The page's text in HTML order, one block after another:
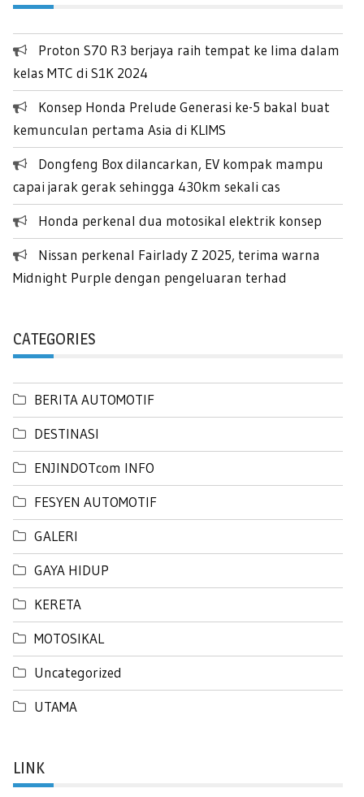
Proton S70 R3 berjaya raih tempat ke lima dalam
kelas MTC di S1K 2024
Konsep Honda Prelude Generasi ke-5 bakal buat
kemunculan pertama Asia di KLIMS
Dongfeng Box dilancarkan, EV kompak mampu
capai jarak gerak sehingga 430km sekali cas
Honda perkenal dua motosikal elektrik konsep
Nissan perkenal Fairlady Z 2025, terima warna
Midnight Purple dengan pengeluaran terhad
CATEGORIES
BERITA AUTOMOTIF
DESTINASI
ENJINDOTcom INFO
FESYEN AUTOMOTIF
GALERI
GAYA HIDUP
KERETA
MOTOSIKAL
Uncategorized
UTAMA
LINK